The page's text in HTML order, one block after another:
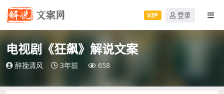
VIP 登录
电视剧《狂飙》解说文案
醉挽清风 3年前 658